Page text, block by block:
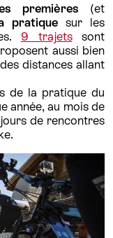
premières (et
pratique sur les
9 trajetssont
aussi bien
distances allant
de la pratique du
année, au mois de
de rencontres